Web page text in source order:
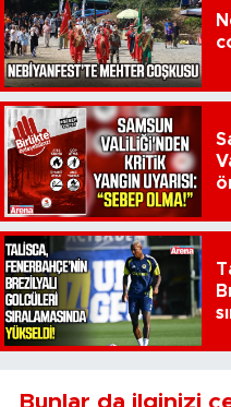
Bunlar da ilginizi